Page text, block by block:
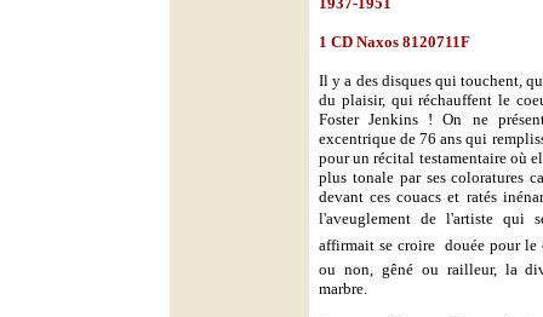
1 CD Naxos 8120711F
Il y a des disques qui touchent,
du plaisir, qui réchauffent le
Foster Jenkins ! On ne
excentrique de 76 ans qui
pour un récital testamentaire où
plus tonale par ses coloratures
devant ces couacs et ratés
l'aveuglement de l'artiste qui
affirmait se croire  douée pour
ou non, gêné ou railleur, la
marbre.